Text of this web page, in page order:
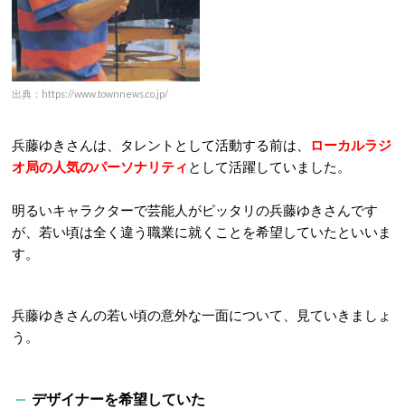
出典：https://www.townnews.co.jp/
兵藤ゆきさんは、タレントとして活動する前は、
ローカルラジ
オ局の人気のパーソナリティ として活躍していました。
明るいキャラクターで芸能人がピッタリの兵藤ゆきさんです
が、若い頃は全く違う職業に就くことを希望していたといいま
す。
兵藤ゆきさんの若い頃の意外な一面について、見ていきましょ
う。
デザイナーを希望していた